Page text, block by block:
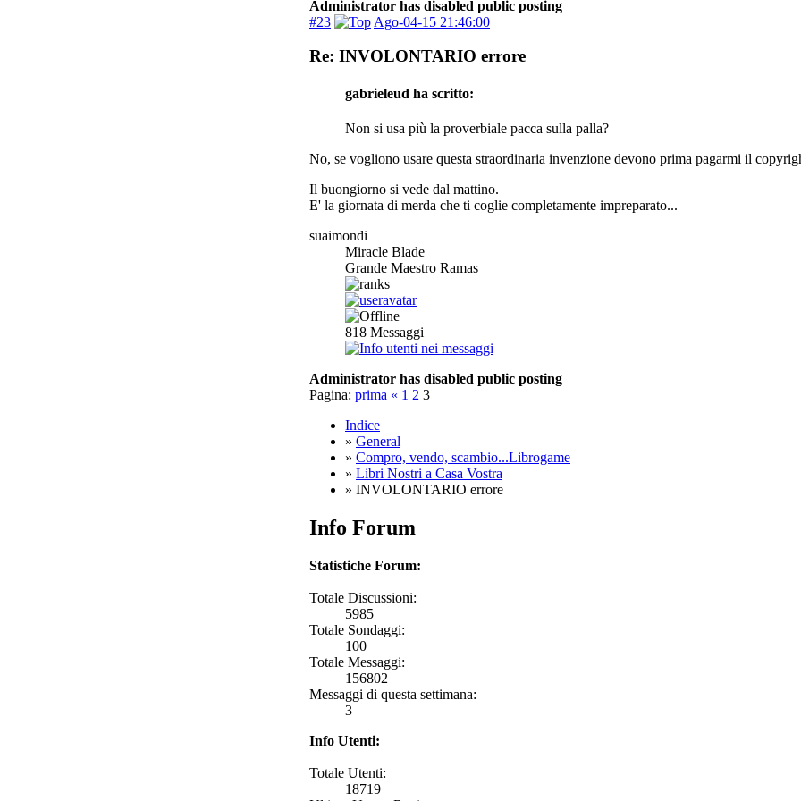
Administrator has disabled public posting
#23
Ago-04-15 21:46:00
Re: INVOLONTARIO errore
gabrieleud ha scritto:
Non si usa più la proverbiale pacca sulla palla?
No, se vogliono usare questa straordinaria invenzione devono prima pagarmi il
Il buongiorno si vede dal mattino.
E' la giornata di merda che ti coglie completamente impreparato...
suaimondi
Miracle Blade
Grande Maestro Ramas
818 Messaggi
Administrator has disabled public posting
Pagina: prima « 1 2 3
Indice
» General
» Compro, vendo, scambio...Librogame
» Libri Nostri a Casa Vostra
» INVOLONTARIO errore
Info Forum
Statistiche Forum:
Totale Discussioni:
5985
Totale Sondaggi:
100
Totale Messaggi:
156802
Messaggi di questa settimana:
3
Info Utenti:
Totale Utenti:
18719